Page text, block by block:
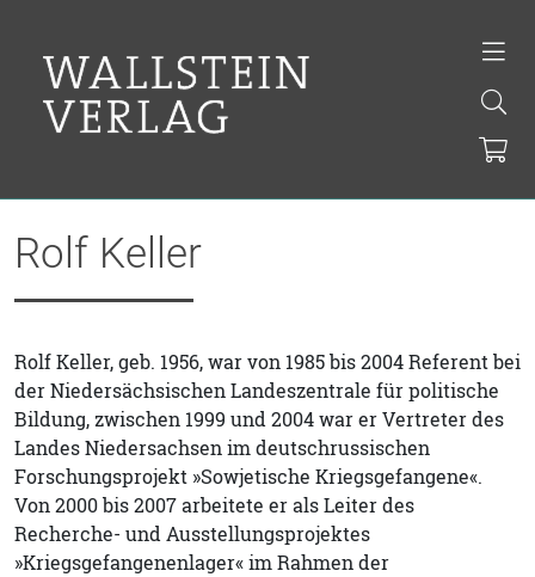
Rolf Keller
Rolf Keller, geb. 1956, war von 1985 bis 2004 Referent bei
der Niedersächsischen Landeszentrale für politische
Bildung, zwischen 1999 und 2004 war er Vertreter des
Landes Niedersachsen im deutschrussischen
Forschungsprojekt »Sowjetische Kriegsgefangene«.
Von 2000 bis 2007 arbeitete er als Leiter des
Recherche- und Ausstellungsprojektes
»Kriegsgefangenenlager« im Rahmen der